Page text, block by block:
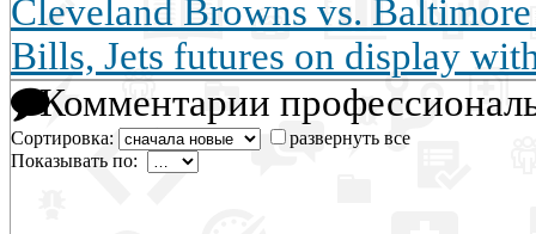
Cleveland Browns vs.
Bills, Jets futures on display
Комментарии
Сортировка:
развернуть все
Показывать по: